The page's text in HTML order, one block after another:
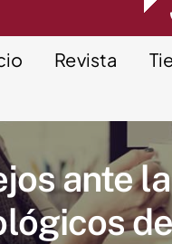
Revista
ante